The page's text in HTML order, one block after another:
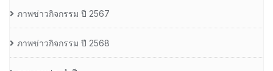
ภาพข่าวกิจกรรม ปี 2567
ภาพข่าวกิจกรรม ปี 2568